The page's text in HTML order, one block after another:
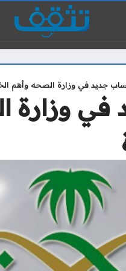
جديد في وزارة الصحه وأهم
في وزارة